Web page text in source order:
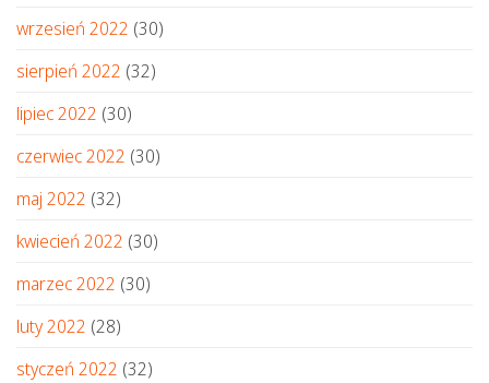
wrzesień 2022 (30)
sierpień 2022 (32)
lipiec 2022 (30)
czerwiec 2022 (30)
maj 2022 (32)
kwiecień 2022 (30)
marzec 2022 (30)
luty 2022 (28)
styczeń 2022 (32)